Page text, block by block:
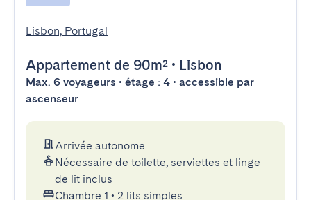
Lisbon, Portugal
Appartement de 90m² • Lisbon
Max. 6 voyageurs • étage : 4 • accessible par
ascenseur
Arrivée autonome
Nécessaire de toilette, serviettes et linge
de lit inclus
Chambre 1 • 2 lits simples